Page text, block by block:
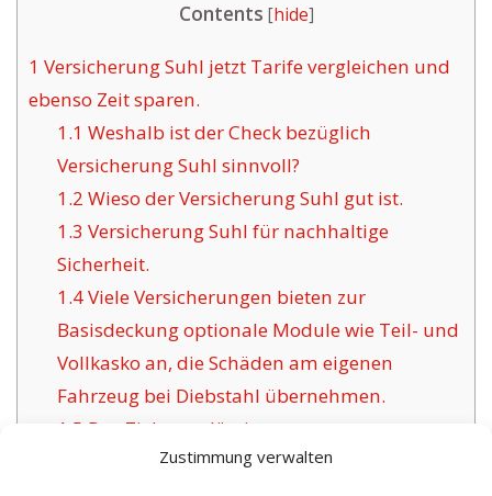
Zustimmung verwalten
Contents [hide]
1 Versicherung Suhl jetzt Tarife vergleichen und
ebenso Zeit sparen.
1.1 Weshalb ist der Check bezüglich
Versicherung Suhl sinnvoll?
1.2 Wieso der Versicherung Suhl gut ist.
1.3 Versicherung Suhl für nachhaltige
Sicherheit.
1.4Viele Versicherungen bieten zur
Basisdeckung optionale Module wie Teil- und
Vollkasko an, die Schäden am eigenen
Fahrzeug bei Diebstahl übernehmen.
1.5 Das Ziel zuverlässiger
Versicherungsunternehmen für Suhl: